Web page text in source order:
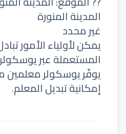
المدينة المنورة
غير محدد
يمكن لأولياء الأمور
المستعملة عبر
يوفّر يوسكولر
إمكانية تبديل المعلم.